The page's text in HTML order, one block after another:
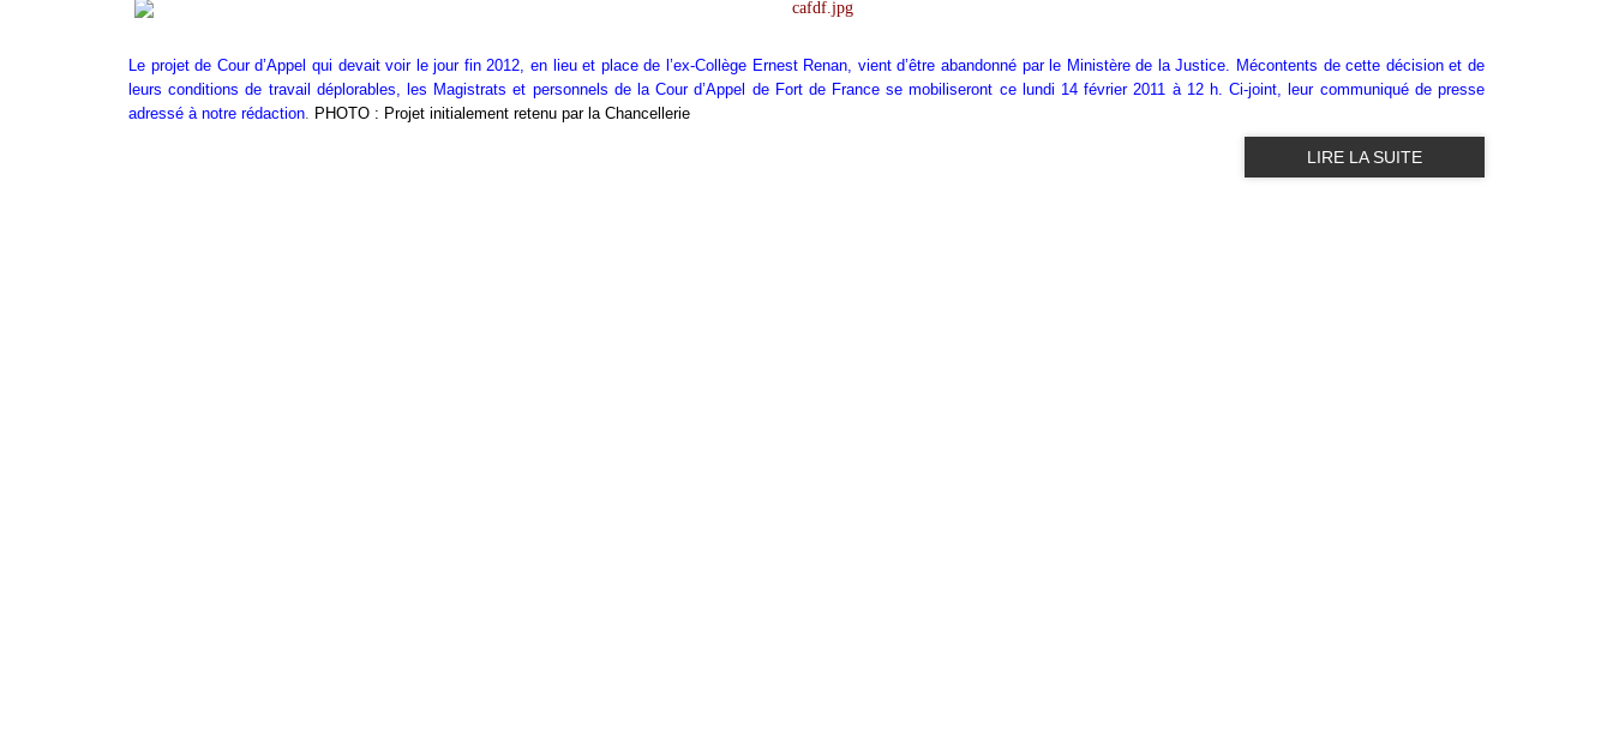
Le projet de Cour d’Appel qui devait voir le jour fin 2012, en lieu et place de l’ex-Collège Ernest Renan, vient d’être abandonné par le Ministère de la Justice. Mécontents de cette décision et de
leurs conditions de travail déplorables, les Magistrats et personnels de la Cour d’Appel de Fort de France se mobiliseront ce lundi 14 février 2011 à 12 h. Ci-joint, leur communiqué de presse
adressé à notre rédaction. PHOTO : Projet initialement retenu par la Chancellerie
LIRE LA SUITE